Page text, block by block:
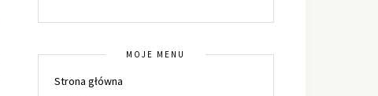
MOJE MENU
Strona główna